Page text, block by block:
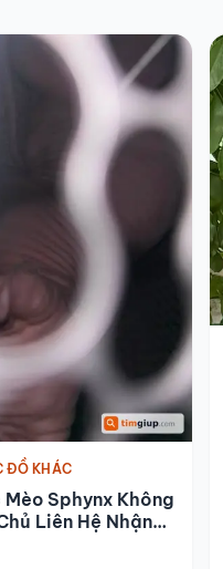
ĐỒ KHÁC
Sphynx Không
Liên Hệ Nhận